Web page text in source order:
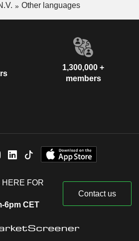
Other languages
1,300,000 +
members
FOR
6pm CET
Contact us